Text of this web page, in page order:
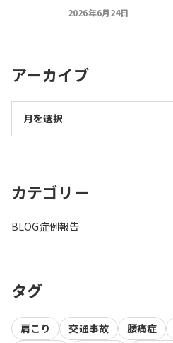
2026年6月24日
アーカイブ
カテゴリー
BLOG症例報告
タグ
肩こり 交通事故 腰痛症